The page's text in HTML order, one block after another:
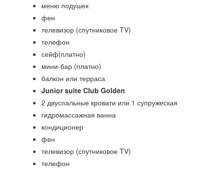
меню подушек
фен
телевизор (спутниковое TV)
телефон
сейф(платно)
мини-бар (платно)
балкон или терраса
Junior suite Club Golden
2 двуспальные кровати или 1 супружеская
гидромассажная ванна
кондиционер
фен
телевизор (спутниковое TV)
телефон